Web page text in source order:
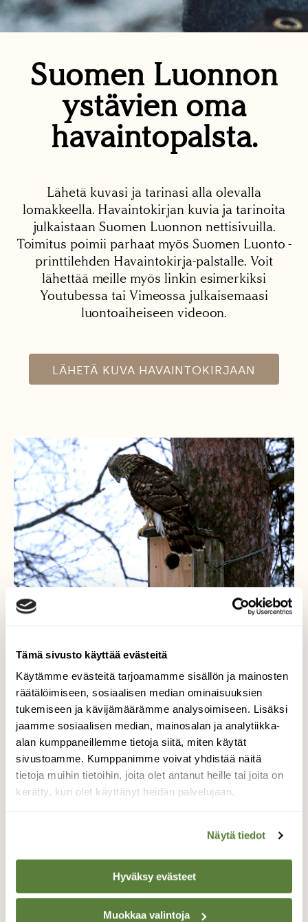
Tämä sivusto käyttää evästeitä
Käytämme evästeitä tarjoamamme sisällön ja mainosten
räätälöimiseen, sosiaalisen median ominaisuuksien
tukemiseen ja kävijämäärämme analysoimiseen. Lisäksi
jaamme sosiaalisen median, mainosalan ja analytiikka-
alan kumppaneillemme tietoja siitä, miten käytät
sivustoamme. Kumppanimme voivat yhdistää näitä
tietoja muihin tietoihin, joita olet antanut heille tai joita on
kerätty, kun olet käyttänyt heidän palvelujaan.
Näytä tiedot
Hyväksy evästeet
Muokkaa valintoja
Suomen Luonnon
ystävien oma
havaintopalsta.
Lähetä kuvasi ja tarinasi alla olevalla
lomakkeella. Havaintokirjan kuvia ja tarinoita
julkaistaan Suomen Luonnon nettisivuilla.
Toimitus poimii parhaat myös Suomen Luonto -
printtilehden Havaintokirja-palstalle. Voit
lähettää meille myös linkin esimerkiksi
Youtubessa tai Vimeossa julkaisemaasi
luontoaiheiseen videoon.
LÄHETÄ KUVA HAVAINTOKIRJAAN
Piilosilla
Aamulla nuori kanahaukka syöksyi
ruokintapaikalle orvaa tavoitellen. Kurre oli
ketterä ja pinkoi petäjän kyljessä olevaan
kottaraisen pöntöön. Tovin haukka vahti
pöntön kaatolla jos orava olisi tullut ulos. Ei
tullut.
Valokuvaaja: Antero Tykkyläinen, Parikkala, Saaren
pitäjä, Kirkontie 6.1.2023
TAKAISIN LISTAAN